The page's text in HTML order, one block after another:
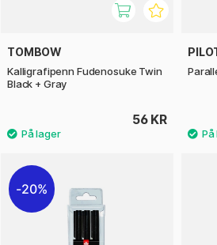
TOMBOW
Kalligrafipenn Fudenosuke Twin
Black + Gray
56 KR
20%